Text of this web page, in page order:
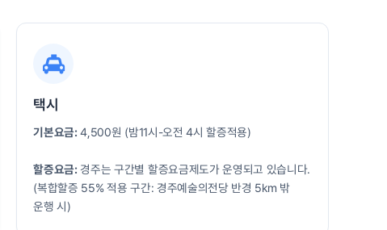
택시
기본요금: 4,500원 (밤11시-오전 4시 할증적용)
할증요금: 경주는 구간별 할증요금제도가 운영되고 있습니다.
(복합할증 55% 적용 구간: 경주예술의전당 반경 5km 밖
운행 시)